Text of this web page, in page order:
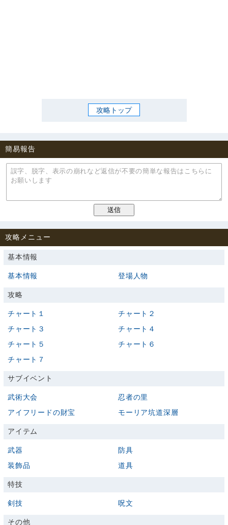
攻略トップ
簡易報告
攻略メニュー
基本情報
基本情報 登場人物
攻略
チャート１
チャート２
チャート３
チャート４
チャート５
チャート６
チャート７
サブイベント
武術大会
忍者の里
アイフリードの財宝
モーリア坑道深層
アイテム
武器
防具
装飾品
道具
特技
剣技 呪文
その他